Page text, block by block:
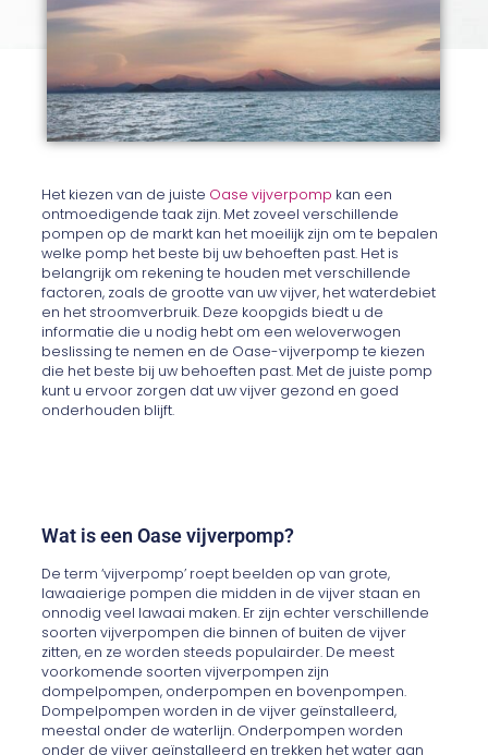
Het kiezen van de juiste Oase vijverpomp kan een
ontmoedigende taak zijn. Met zoveel verschillende
pompen op de markt kan het moeilijk zijn om te bepalen
welke pomp het beste bij uw behoeften past. Het is
belangrijk om rekening te houden met verschillende
factoren, zoals de grootte van uw vijver, het waterdebiet
en het stroomverbruik. Deze koopgids biedt u de
informatie die u nodig hebt om een weloverwogen
beslissing te nemen en de Oase-vijverpomp te kiezen
die het beste bij uw behoeften past. Met de juiste pomp
kunt u ervoor zorgen dat uw vijver gezond en goed
onderhouden blijft.
Wat is een Oase vijverpomp?
De term ‘vijverpomp’ roept beelden op van grote,
lawaaierige pompen die midden in de vijver staan en
onnodig veel lawaai maken. Er zijn echter verschillende
soorten vijverpompen die binnen of buiten de vijver
zitten, en ze worden steeds populairder. De meest
voorkomende soorten vijverpompen zijn
dompelpompen, onderpompen en bovenpompen.
Dompelpompen worden in de vijver geïnstalleerd,
meestal onder de waterlijn. Onderpompen worden
onder de vijver geïnstalleerd en trekken het water aan